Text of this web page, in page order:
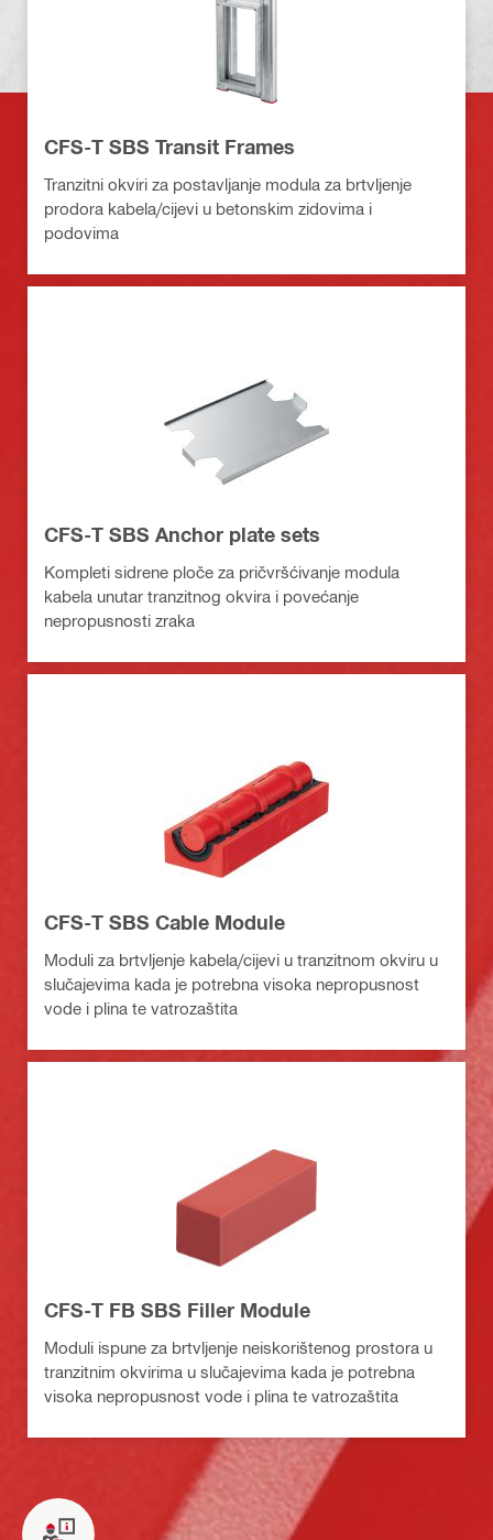
CFS-T SBS Transit Frames
Tranzitni okviri za postavljanje modula za brtvljenje
prodora kabela/cijevi u betonskim zidovima i
podovima
CFS-T SBS Anchor plate sets
Kompleti sidrene ploče za pričvršćivanje modula
kabela unutar tranzitnog okvira i povećanje
nepropusnosti zraka
CFS-T SBS Cable Module
Moduli za brtvljenje kabela/cijevi u tranzitnom okviru u
slučajevima kada je potrebna visoka nepropusnost
vode i plina te vatrozaštita
CFS-T FB SBS Filler Module
Moduli ispune za brtvljenje neiskorištenog prostora u
tranzitnim okvirima u slučajevima kada je potrebna
visoka nepropusnost vode i plina te vatrozaštita